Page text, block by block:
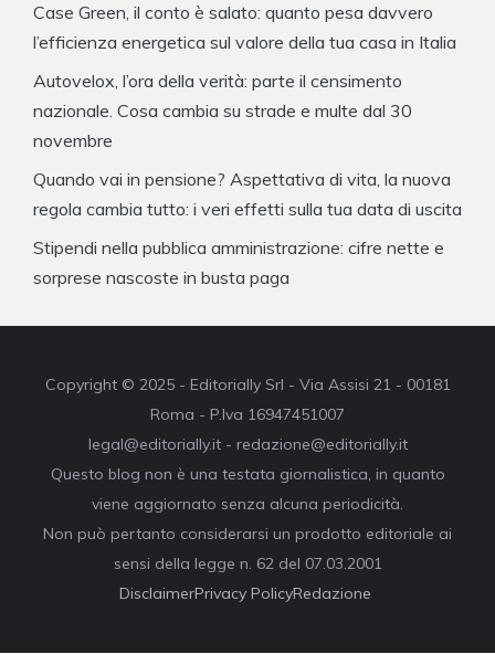
Case Green, il conto è salato: quanto pesa davvero
l’efficienza energetica sul valore della tua casa in Italia
Autovelox, l’ora della verità: parte il censimento
nazionale. Cosa cambia su strade e multe dal 30
novembre
Quando vai in pensione? Aspettativa di vita, la nuova
regola cambia tutto: i veri effetti sulla tua data di uscita
Stipendi nella pubblica amministrazione: cifre nette e
sorprese nascoste in busta paga
Copyright © 2025 - Editorially Srl - Via Assisi 21 - 00181
Roma - P.Iva 16947451007
legal@editorially.it - redazione@editorially.it
Questo blog non è una testata giornalistica, in quanto
viene aggiornato senza alcuna periodicità.
Non può pertanto considerarsi un prodotto editoriale ai
sensi della legge n. 62 del 07.03.2001
DisclaimerPrivacy PolicyRedazione